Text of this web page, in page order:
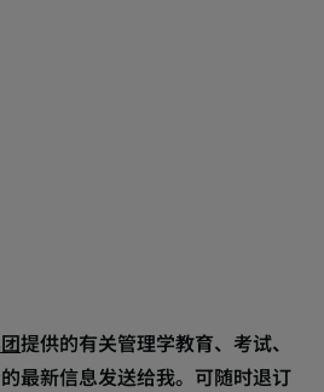
提供的有关管理学教育、考试、
最新信息发送给我。可随时退订